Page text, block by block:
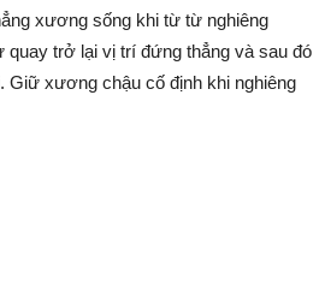
xương sống khi từ từ nghiêng
trở lại vị trí đứng thẳng và sau đó
Giữ xương chậu cố định khi nghiêng